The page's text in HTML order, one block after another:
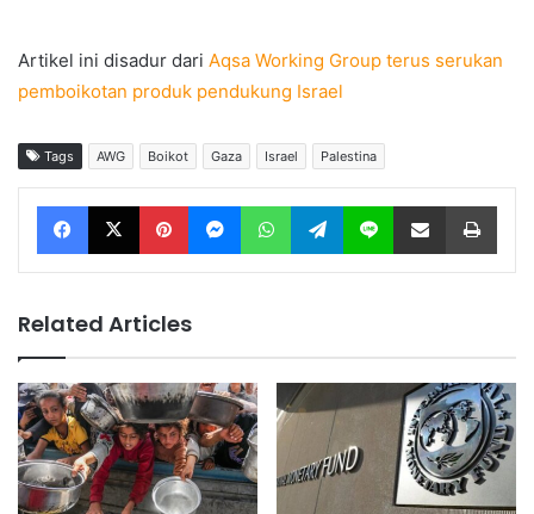
Artikel ini disadur dari Aqsa Working Group terus serukan
pemboikotan produk pendukung Israel
Tags AWG Boikot Gaza Israel Palestina
Facebook X Pinterest Messenger WhatsApp Telegram Line Share via Email
Related Articles